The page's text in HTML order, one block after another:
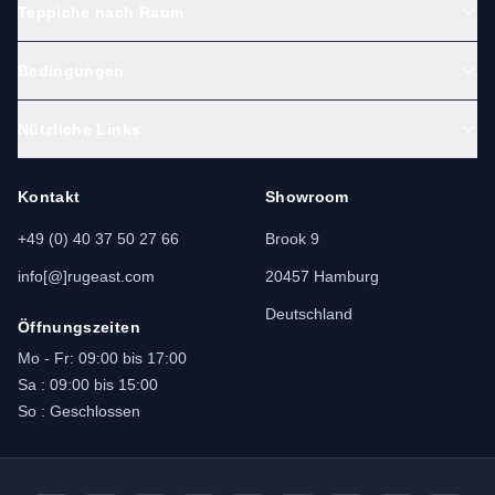
Wo kann man Qum Teppiche kaufen?
auch vor Ort:
Online-Shops für persische Teppiche:
handgefertigte iranische Teppiche spezialisiert
Teppichbasare im Iran:
Isfahan und Qom sind bekannt für authentische
Stücke.
Kunstgalerien und Ausstellungen:
Kontakt
+49 (0) 40 37 50 27 66
info[@]rugeast.com
Öffnungszeiten
Mo - Fr: 09:00 bis 17:00
Sa : 09:00 bis 15:00
So : Geschlossen
Showroom
Brook 9
20457 Hamburg
Deutschland